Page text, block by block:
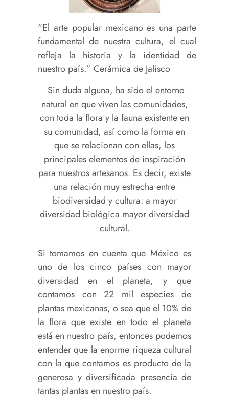
“El arte popular mexicano es una parte
fundamental de nuestra cultura, el cual
refleja la historia y la identidad de
nuestro país.” Cerámica de Jalisco
Sin duda alguna, ha sido el entorno
natural en que viven las comunidades,
con toda la flora y la fauna existente en
su comunidad, así como la forma en
que se relacionan con ellas, los
principales elementos de inspiración
para nuestros artesanos. Es decir, existe
una relación muy estrecha entre
biodiversidad y cultura: a mayor
diversidad biológica mayor diversidad
cultural.
Si tomamos en cuenta que México es
uno de los cinco países con mayor
diversidad en el planeta, y que
contamos con 22 mil especies de
plantas mexicanas, o sea que el 10% de
la flora que existe en todo el planeta
está en nuestro país, entonces podemos
entender que la enorme riqueza cultural
con la que contamos es producto de la
generosa y diversificada presencia de
tantas plantas en nuestro país.